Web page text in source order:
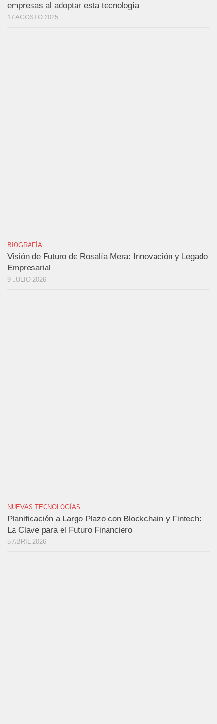
empresas al adoptar esta tecnología
17 AGOSTO 2025
BIOGRAFÍA
Visión de Futuro de Rosalía Mera: Innovación y Legado
Empresarial
9 JULIO 2026
NUEVAS TECNOLOGÍAS
Planificación a Largo Plazo con Blockchain y Fintech:
La Clave para el Futuro Financiero
5 ABRIL 2026